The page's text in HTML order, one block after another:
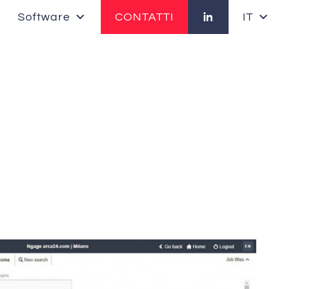
Software CONTATTI IT